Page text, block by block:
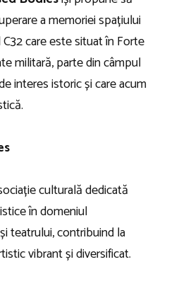
a memoriei spațiului
care este situat în Forte
militară, parte din câmpul
interes istoric și care acum
culturală dedicată
în domeniul
teatrului, contribuind la
vibrant și diversificat.